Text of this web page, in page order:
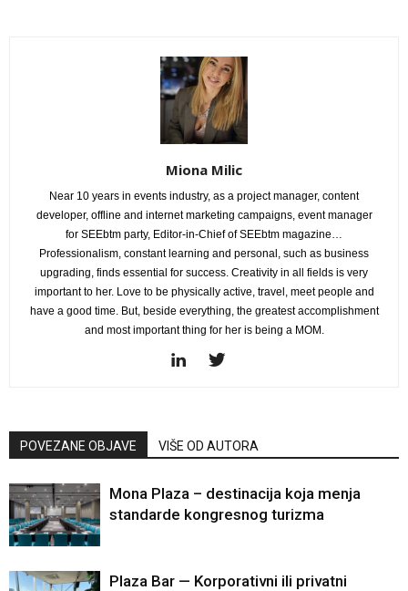
Miona Milic
Near 10 years in events industry, as a project manager, content
developer, offline and internet marketing campaigns, event manager
for SEEbtm party, Editor-in-Chief of SEEbtm magazine…
Professionalism, constant learning and personal, such as business
upgrading, finds essential for success. Creativity in all fields is very
important to her. Love to be physically active, travel, meet people and
have a good time. But, beside everything, the greatest accomplishment
and most important thing for her is being a MOM.
POVEZANE OBJAVE VIŠE OD AUTORA
Mona Plaza – destinacija koja menja
standarde kongresnog turizma
Plaza Bar — Korporativni ili privatni